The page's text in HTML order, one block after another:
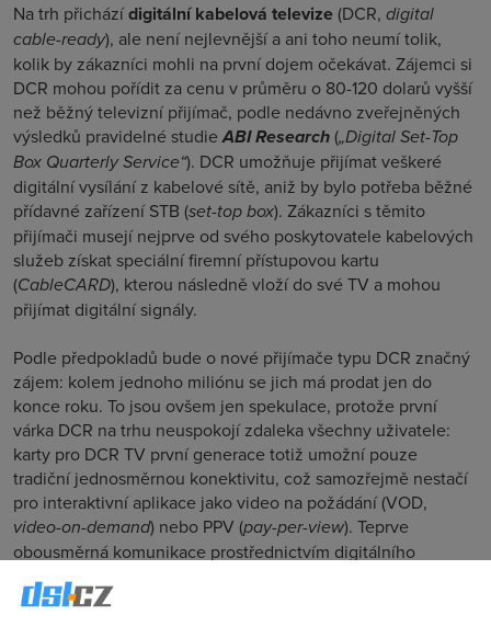
Na trh přicházídigitální kabelová televize(DCR, digital
cable-ready), ale není nejlevnější a ani toho neumí tolik,
kolik by zákazníci mohli na první dojem očekávat. Zájemci si
DCR mohou pořídit za cenu v průměru o 80-120 dolarů vyšší
než běžný televizní přijímač, podle nedávno zveřejněných
výsledků pravidelné studieABI Research(„Digital Set-Top
Box Quarterly Service“). DCR umožňuje přijímat veškeré
digitální vysílání z kabelové sítě, aniž by bylo potřeba běžné
přídavné zařízení STB (set-top box). Zákazníci s těmito
přijímači musejí nejprve od svého poskytovatele kabelových
služeb získat speciální firemní přístupovou kartu
(CableCARD), kterou následně vloží do své TV a mohou
přijímat digitální signály.
Podle předpokladů bude o nové přijímače typu DCR značný
zájem: kolem jednoho miliónu se jich má prodat jen do
konce roku. To jsou ovšem jen spekulace, protože první
várka DCR na trhu neuspokojí zdaleka všechny uživatele:
karty pro DCR TV první generace totiž umožní pouze
tradiční jednosměrnou konektivitu, což samozřejmě nestačí
pro interaktivní aplikace jako video na požádání (VOD,
video-on-demand) nebo PPV (pay-per-view). Teprve
obousměrná komunikace prostřednictvím digitálního
kabelového TV přijímače bude znamenat rozvoj trhu s
přijímači a samozřejmě i s příslušnými službami, a to se